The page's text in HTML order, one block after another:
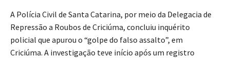
A Polícia Civil de Santa Catarina, por meio da Delegacia de
Repressão a Roubos de Criciúma, concluiu inquérito
policial que apurou o “golpe do falso assalto”, em
Criciúma. A investigação teve início após um registro